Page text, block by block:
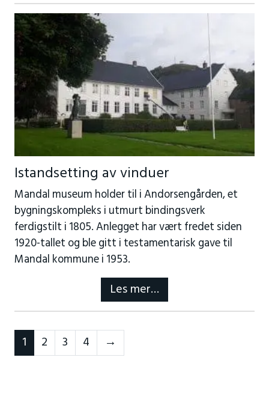
Istandsetting av vinduer
Mandal museum holder til i Andorsengården, et
bygningskompleks i utmurt bindingsverk
ferdigstilt i 1805. Anlegget har vært fredet siden
1920-tallet og ble gitt i testamentarisk gave til
Mandal kommune i 1953.
Les mer…
1 2 3 4 →